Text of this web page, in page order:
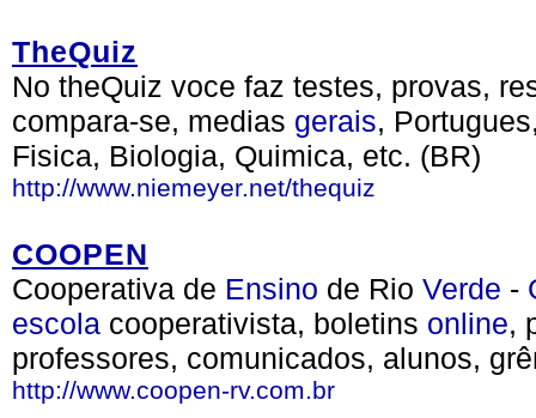
TheQuiz
No theQuiz voce faz testes, provas,
compara-se, medias gerais,
Fisica, Biologia, Quimica, etc. (BR)
http://www.niemeyer.net/thequiz
COOPEN
Cooperativa de Ensino de Rio Verde -
escola cooperativista, boletins online,
professores, comunicados, alunos,
http://www.coopen-rv.com.br